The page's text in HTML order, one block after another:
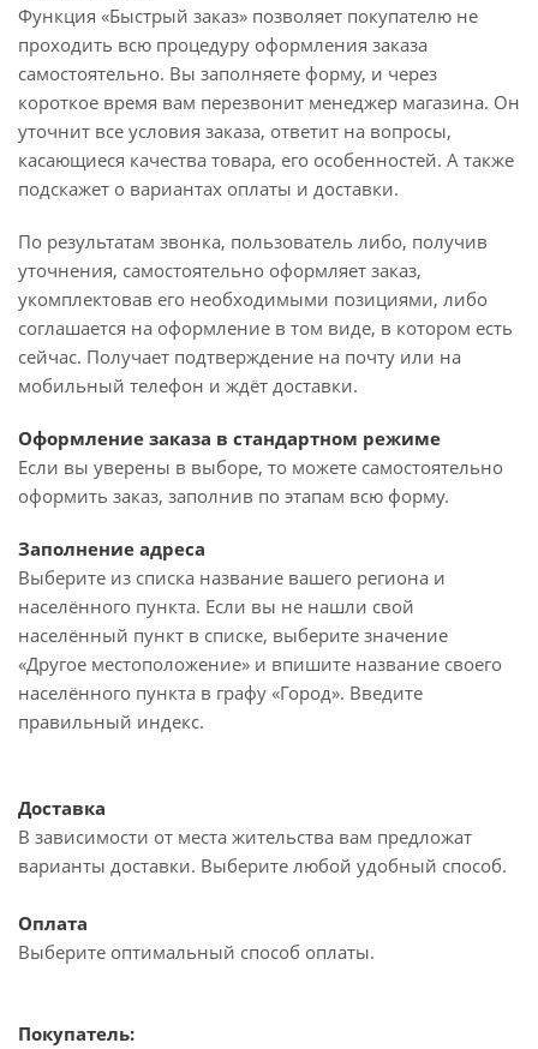
Функция «Быстрый заказ» позволяет покупателю не
проходить всю процедуру оформления заказа
самостоятельно. Вы заполняете форму, и через
короткое время вам перезвонит менеджер магазина. Он
уточнит все условия заказа, ответит на вопросы,
касающиеся качества товара, его особенностей. А также
подскажет о вариантах оплаты и доставки.
По результатам звонка, пользователь либо, получив
уточнения, самостоятельно оформляет заказ,
укомплектовав его необходимыми позициями, либо
соглашается на оформление в том виде, в котором есть
сейчас. Получает подтверждение на почту или на
мобильный телефон и ждёт доставки.
Оформление заказа в стандартном режиме
Если вы уверены в выборе, то можете самостоятельно
оформить заказ, заполнив по этапам всю форму.
Заполнение адреса
Выберите из списка название вашего региона и
населённого пункта. Если вы не нашли свой
населённый пункт в списке, выберите значение
«Другое местоположение» и впишите название своего
населённого пункта в графу «Город». Введите
правильный индекс.
Доставка
В зависимости от места жительства вам предложат
варианты доставки. Выберите любой удобный способ.
Оплата
Выберите оптимальный способ оплаты.
Покупатель: